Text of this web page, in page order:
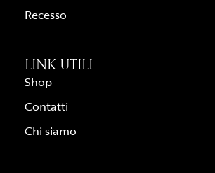
Recesso
LINK UTILI
Shop
Contatti
Chi siamo